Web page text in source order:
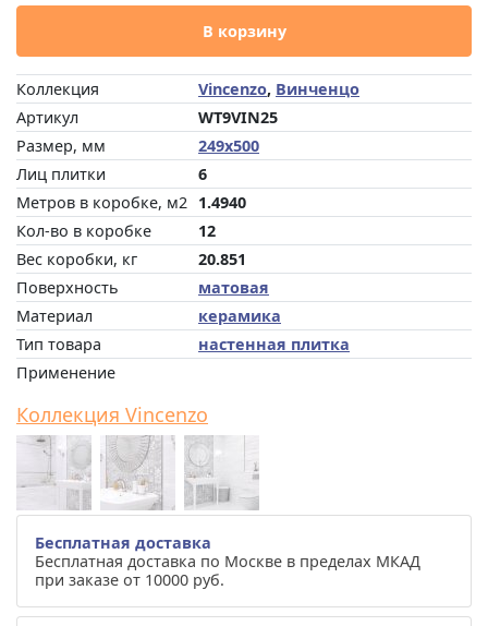
В корзину
Коллекция Vincenzo, Винченцо
Артикул
WT9VIN25
Размер, мм
249x500
Лиц плитки
6
Метров в коробке, м2 1.4940
Кол-во в коробке
12
Вес коробки, кг
20.851
Поверхность
матовая
Материал
керамика
Тип товара
настенная плитка
Применение
Коллекция Vincenzo
Бесплатная доставка
Бесплатная доставка по Москве в пределах МКАД
при заказе от 10000 руб.